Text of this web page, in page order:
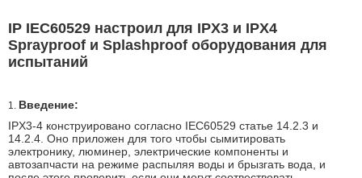
IP IEC60529 настроил для IPX3 и IPX4
Sprayproof и Splashproof оборудования для
испытаний
1. Введение:
IPX3-4 конструировано согласно IEC60529 статье 14.2.3 и
14.2.4. Оно приложен для того чтобы сымитировать
электронику, люминер, электрические компоненты и
автозапчасти на режиме распыляя воды и брызгать вода, и